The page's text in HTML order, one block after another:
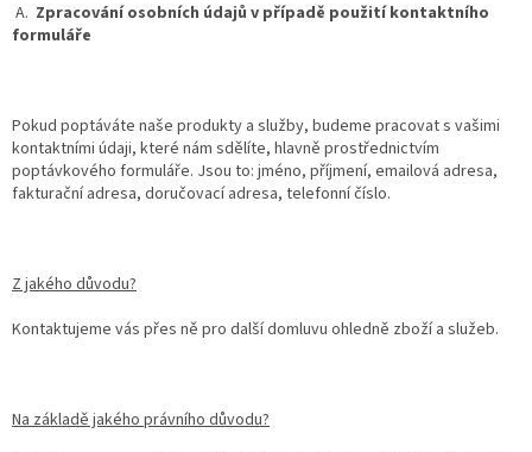
A. Zpracování osobních údajů v případě použití kontaktního
formuláře
Pokud poptáváte naše produkty a služby, budeme pracovat s vašimi
kontaktními údaji, které nám sdělíte, hlavně prostřednictvím
poptávkového formuláře. Jsou to: jméno, příjmení, emailová adresa,
fakturační adresa, doručovací adresa, telefonní číslo.
Z jakého důvodu?
Kontaktujeme vás přes ně pro další domluvu ohledně zboží a služeb.
Na základě jakého právního důvodu?